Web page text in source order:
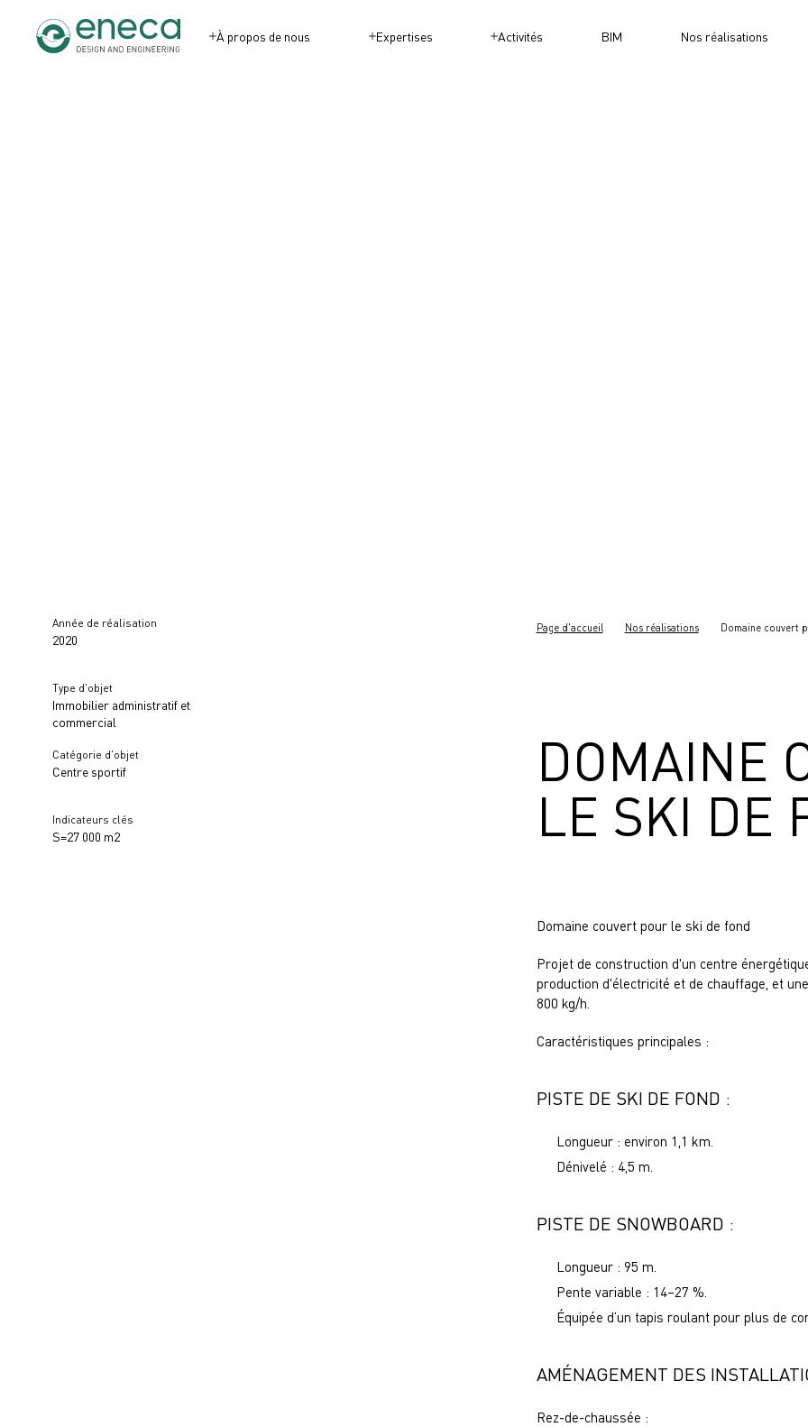
À propos de nous Expertises Activités BIM Nos réalisations
Année de réalisation
2020
Type d'objet
Immobilier administratif et
commercial
Catégorie d'objet
Centre sportif
Indicateurs clés
S=27 000 m2
Page d'accueil Nos réalisations Domaine couvert
DOMAINE
LE SKI DE
Domaine couvert pour le ski de fond
Projet de construction d'un centre
production d'électricité et de chauffage, et
800 kg/h.
Caractéristiques principales :
PISTE DE SKI DE FOND :
Longueur : environ 1,1 km.
Dénivelé : 4,5 m.
PISTE DE SNOWBOARD :
Longueur : 95 m.
Pente variable : 14–27 %.
Équipée d’un tapis roulant pour plus de
AMÉNAGEMENT DES
Rez-de-chaussée :